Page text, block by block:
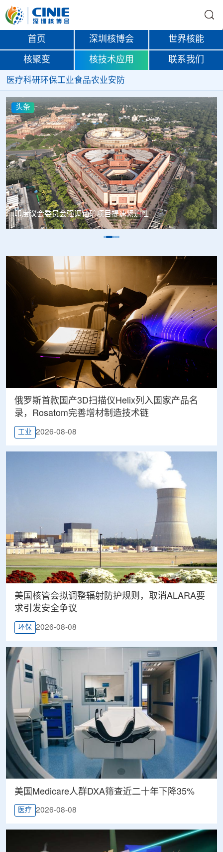
首页 深圳核博会 世界核能
核聚变 核技术应用 联系我们
医疗科研环保工业食品农业安防
头条
中核辐智正式设立 中国同辐持股90%打通核医疗全产业链
俄罗斯首款国产3D扫描仪Helix列入国家产品名
录，Rosatom完善增材制造技术链
工业 2026-08-08
美国核管会拟调整辐射防护规则，取消ALARA要
求引发安全争议
环保 2026-08-08
美国Medicare人群DXA筛查近二十年下降35%
医疗 2026-08-08